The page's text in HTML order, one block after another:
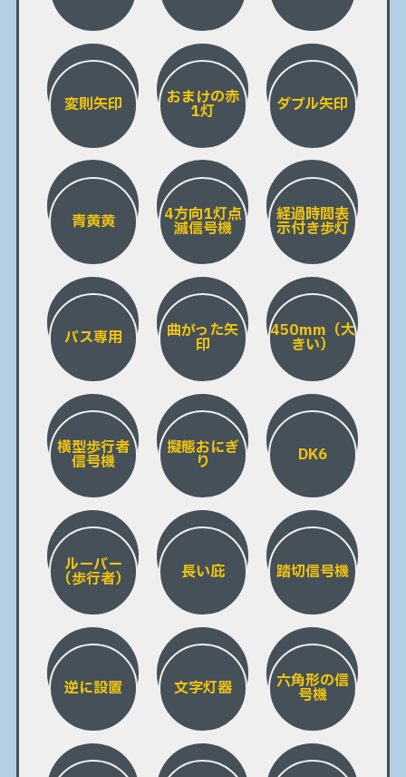
変則矢印 おまけの赤
1灯 ダブル矢印
青黄黄 4方向1灯点
滅信号機
経過時間表
示付き歩灯
バス専用 曲がった矢
印
450mm（大
きい）
横型歩行者
信号機
擬態おにぎ
り DK6
ルーバー
（歩行者） 長い庇 踏切信号機
逆に設置 文字灯器 六角形の信
号機